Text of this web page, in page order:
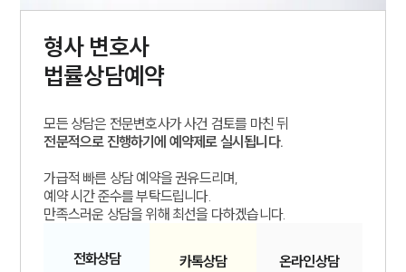
형사변호사
법률상담예약
모든 상담은 전문변호사가 사건 검토를 마친 뒤
전문적으로 진행하기에 예약제로 실시됩니다.
가급적 빠른 상담 예약을 권유드리며,
예약 시간 준수를 부탁드립니다.
만족스러운 상담을 위해 최선을 다하겠습니다.
전화상담 카톡상담 온라인상담